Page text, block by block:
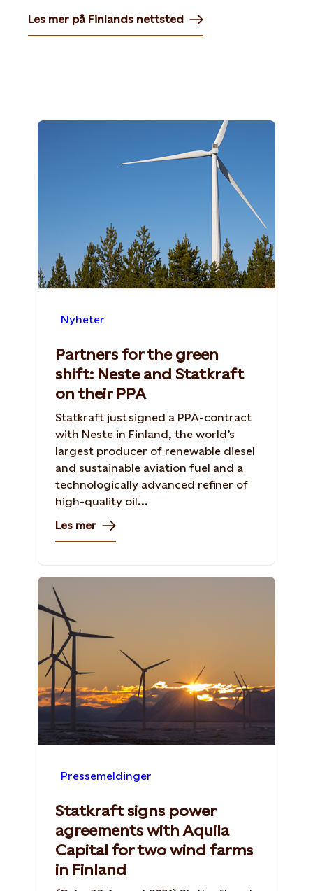
Les mer på Finlands nettsted
Opens in new tab or window
Nyheter
Partners for the green
shift: Neste and Statkraft
on their PPA
Statkraft just signed a PPA-contract
with Neste in Finland, the world’s
largest producer of renewable diesel
and sustainable aviation fuel and a
technologically advanced refiner of
high-quality oil...
Les mer
Pressemeldinger
Statkraft signs power
agreements with Aquila
Capital for two wind farms
in Finland